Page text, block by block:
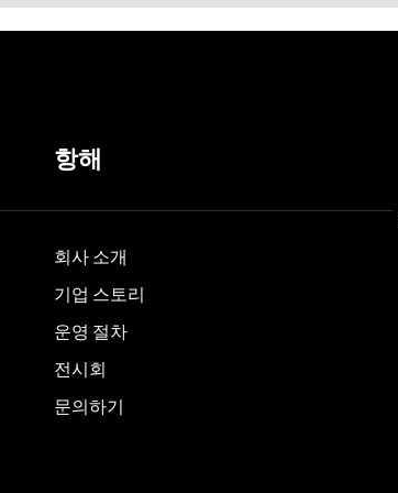
항해
회사 소개
기업 스토리
운영 절차
전시회
문의하기